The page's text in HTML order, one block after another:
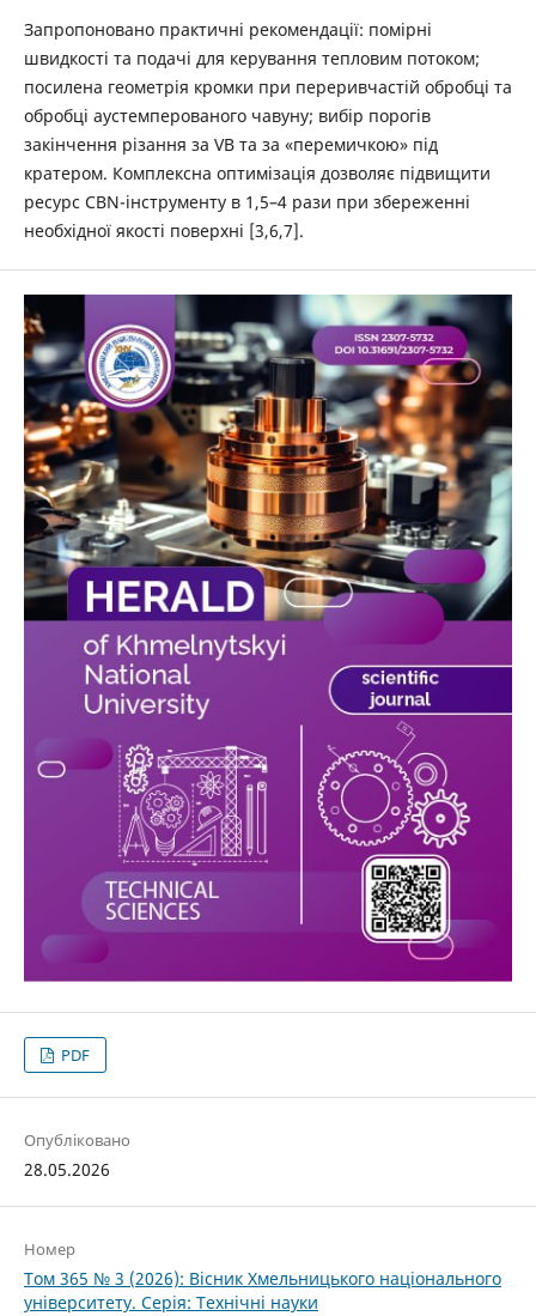
Запропоновано практичні рекомендації: помірні
швидкості та подачі для керування тепловим потоком;
посилена геометрія кромки при переривчастій обробці та
обробці аустемперованого чавуну; вибір порогів
закінчення різання за VB та за «перемичкою» під
кратером. Комплексна оптимізація дозволяє підвищити
ресурс CBN-інструменту в 1,5–4 рази при збереженні
необхідної якості поверхні [3,6,7].
PDF
Опубліковано
28.05.2026
Номер
Том 365 № 3 (2026): Вісник Хмельницького національного
університету. Серія: Технічні науки